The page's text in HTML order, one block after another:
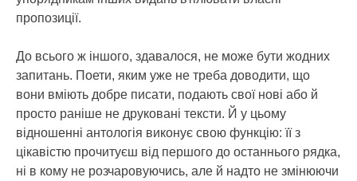
пропозиції.
До всього ж іншого, здавалося, не може бути жодних
запитань. Поети, яким уже не треба доводити, що
вони вміють добре писати, подають свої нові або й
просто раніше не друковані тексти. Й у цьому
відношенні антологія виконує свою функцію: її з
цікавістю прочитуєш від першого до останнього рядка,
ні в кому не розчаровуючись, але й надто не змінюючи